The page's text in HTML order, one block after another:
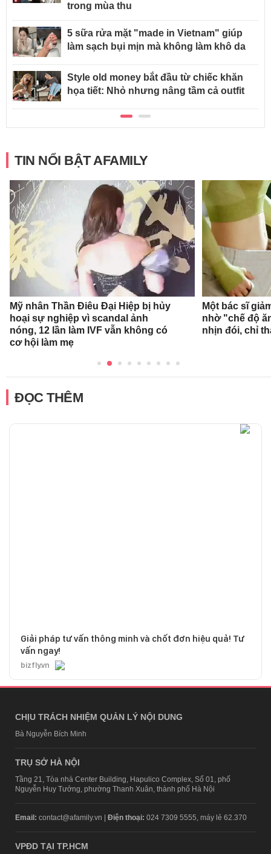
trong mùa thu
5 sữa rửa mặt "made in Vietnam" giúp
làm sạch bụi mịn mà không làm khô da
Style old money bắt đầu từ chiếc khăn
họa tiết: Nhỏ nhưng nâng tầm cả outfit
TIN NỔI BẬT AFAMILY
Mỹ nhân Thần Điêu Đại Hiệp bị hủy
hoại sự nghiệp vì scandal ảnh
nóng, 12 lần làm IVF vẫn không có
cơ hội làm mẹ
Một bác sĩ
nhờ "chế độ
nhịn đói, chỉ
ĐỌC THÊM
Giải pháp tư vấn thông minh và chốt đơn hiệu quả! Tư
vấn ngay!
bizfly.vn
CHỊU TRÁCH NHIỆM QUẢN LÝ NỘI DUNG
Bà Nguyễn Bích Minh
TRỤ SỞ HÀ NỘI
Tầng 21, Tòa nhà Center Building, Hapulico Complex, Số 01, phố
Nguyễn Huy Tưởng, phường Thanh Xuân, thành phố Hà Nội
Email: contact@afamily.vn | Điện thoại: 024 7309 5555, máy lẻ 62.370
VPĐD TẠI TP.HCM